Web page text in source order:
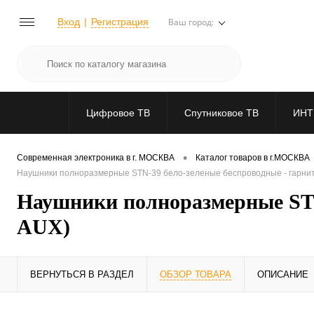
Вход Регистрация Ваш город:
Цифровое ТВ Спутниковое ТВ
Современная электроника в г. МОСКВА •
Каталог товаров в г.МОСКВА
Наушники полноразмерные STN-39 бело-зеленые беспроводные -
Наушники полноразмерные
AUX)
ВЕРНУТЬСЯ В РАЗДЕЛ ОБЗОР ТОВАРА ОПИСАНИЕ